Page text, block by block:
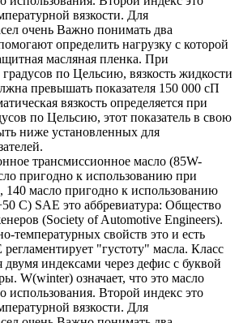
вязкости. Для
очень Важно понимать два
определить нагрузку с которой
масляная пленка. При
по Цельсию, вязкость жидкости
превышать показателя 150 000 сП
вязкость определяется при
по Цельсию, этот показатель в свою
ниже установленных для
трансмиссионное масло (85W-
пригодно к использованию при
140 масло пригодно к использованию
С) SAE это аббревиатура: Общество
(Society of Automotive Engineers).
температурных свойств это и есть
"густоту" масла. Класс
двумя индексами через дефис с буквой
W(winter) означает, что это масло
использования. Второй индекс это
вязкости. Для